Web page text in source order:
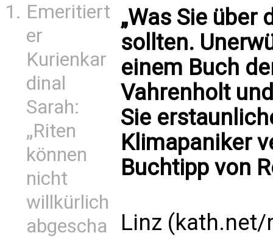
Emeritiert
er
Kurienkar
dinal
Sarah:
„Riten
können
nicht
willkürlich
abgescha
„Was Sie
sollten.
einem Buch
Vahrenholt
Sie
Klimapaniker
Buchtipp von
Linz (kath.net/